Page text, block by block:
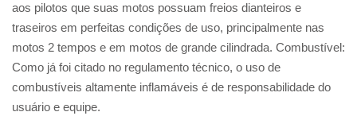
aos pilotos que suas motos possuam freios dianteiros e
traseiros em perfeitas condições de uso, principalmente nas
motos 2 tempos e em motos de grande cilindrada. Combustível:
Como já foi citado no regulamento técnico, o uso de
combustíveis altamente inflamáveis é de responsabilidade do
usuário e equipe.